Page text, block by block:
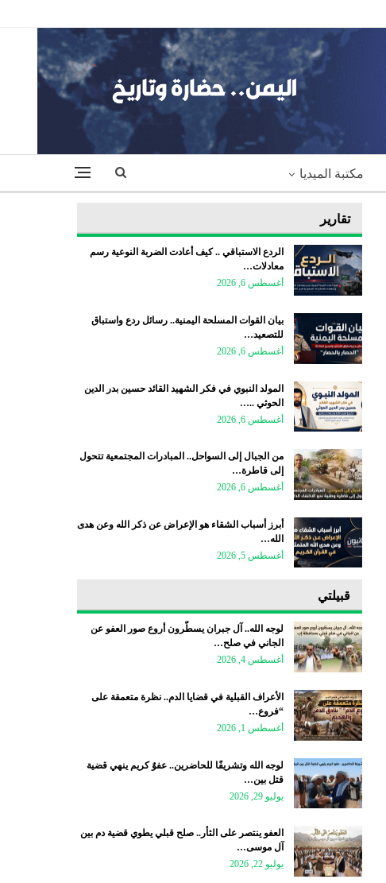
مكتبة الميديا
تقارير
الردع الاستباقي .. كيف أعادت الضربة النوعية رسم
معادلات…
أغسطس 6, 2026
بيان القوات المسلحة اليمنية.. رسائل ردع واستباق
للتصعيد…
أغسطس 6, 2026
المولد النبوي في فكر الشهيد القائد حسين بدر الدين
الحوثي ..…
أغسطس 6, 2026
من الجبال إلى السواحل.. المبادرات المجتمعية تتحول
إلى قاطرة…
أغسطس 6, 2026
أبرز أسباب الشقاء هو الإعراض عن ذكر الله وعن هدى
الله…
أغسطس 5, 2026
قبيلتي
لوجه الله.. آل جبران يسطّرون أروع صور العفو عن
الجاني في صلح…
أغسطس 4, 2026
الأعراف القبلية في قضايا الدم.. نظرة متعمقة على
“فروع…
أغسطس 1, 2026
لوجه الله وتشريفًا للحاضرين.. عفوٌ كريم ينهي قضية
قتل بين…
يوليو 29, 2026
العفو ينتصر على الثأر.. صلح قبلي يطوي قضية دم بين
آل موسى…
يوليو 22, 2026